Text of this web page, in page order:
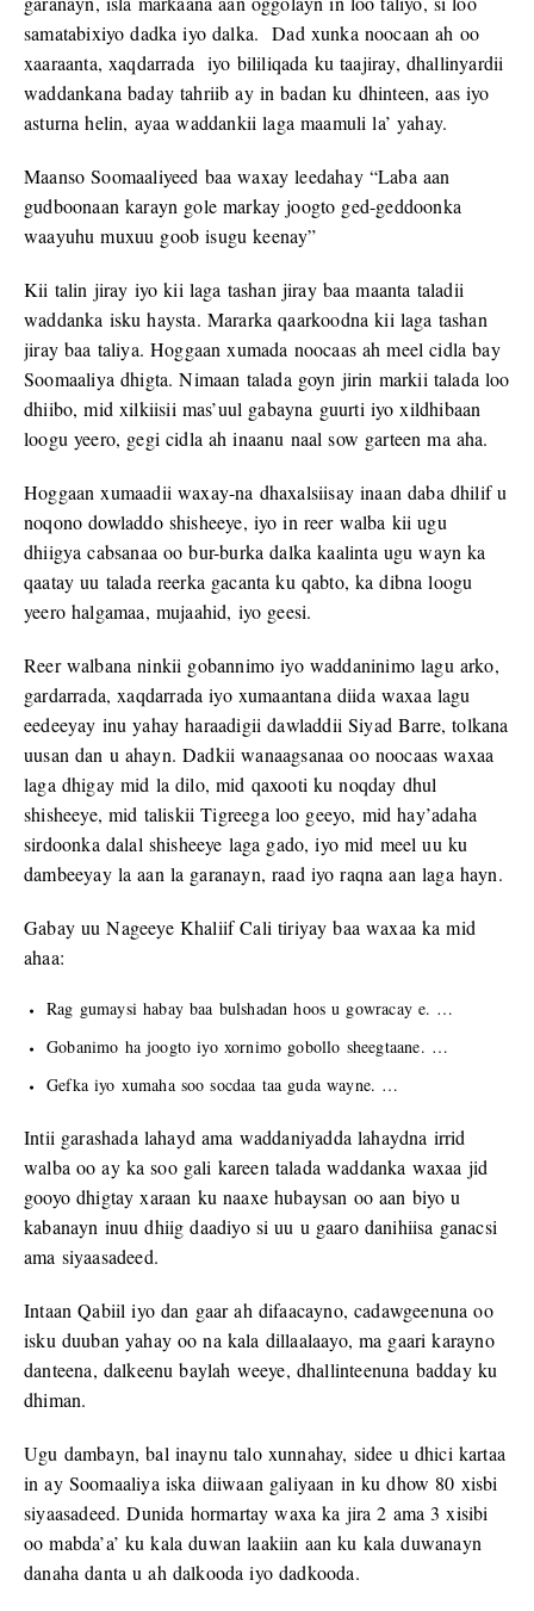
samatabixiyo dadka iyo dalka. Dad xunka noocaan ah oo
xaaraanta, xaqdarrada iyo bililiqada ku taajiray, dhallinyardii
waddankana baday tahriib ay in badan ku dhinteen, aas iyo
asturna helin, ayaa waddankii laga maamuli la’ yahay.
Maanso Soomaaliyeed baa waxay leedahay “Laba aan
gudboonaan karayn gole markay joogto ged-geddoonka
waayuhu muxuu goob isugu keenay”
Kii talin jiray iyo kii laga tashan jiray baa maanta taladii
waddanka isku haysta. Mararka qaarkoodna kii laga tashan
jiray baa taliya. Hoggaan xumada noocaas ah meel cidla bay
Soomaaliya dhigta. Nimaan talada goyn jirin markii talada loo
dhiibo, mid xilkiisii mas’uul gabayna guurti iyo xildhibaan
loogu yeero, gegi cidla ah inaanu naal sow garteen ma aha.
Hoggaan xumaadii waxay-na dhaxalsiisay inaan daba dhilif u
noqono dowladdo shisheeye, iyo in reer walba kii ugu
dhiigya cabsanaa oo bur-burka dalka kaalinta ugu wayn ka
qaatay uu talada reerka gacanta ku qabto, ka dibna loogu
yeero halgamaa, mujaahid, iyo geesi.
Reer walbana ninkii gobannimo iyo waddaninimo lagu arko,
gardarrada, xaqdarrada iyo xumaantana diida waxaa lagu
eedeeyay inu yahay haraadigii dawladdii Siyad Barre, tolkana
uusan dan u ahayn. Dadkii wanaagsanaa oo noocaas waxaa
laga dhigay mid la dilo, mid qaxooti ku noqday dhul
shisheeye, mid taliskii Tigreega loo geeyo, mid hay’adaha
sirdoonka dalal shisheeye laga gado, iyo mid meel uu ku
dambeeyay la aan la garanayn, raad iyo raqna aan laga hayn.
Gabay uu Nageeye Khaliif Cali tiriyay baa waxaa ka mid
ahaa:
Rag gumaysi habay baa bulshadan hoos u gowracay e. …
Gobanimo ha joogto iyo xornimo gobollo sheegtaane. …
Gefka iyo xumaha soo socdaa taa guda wayne. …
Intii garashada lahayd ama waddaniyadda lahaydna irrid
walba oo ay ka soo gali kareen talada waddanka waxaa jid
gooyo dhigtay xaraan ku naaxe hubaysan oo aan biyo u
kabanayn inuu dhiig daadiyo si uu u gaaro danihiisa ganacsi
ama siyaasadeed.
Intaan Qabiil iyo dan gaar ah difaacayno, cadawgeenuna oo
isku duuban yahay oo na kala dillaalaayo, ma gaari karayno
danteena, dalkeenu baylah weeye, dhallinteenuna badday ku
dhiman.
Ugu dambayn, bal inaynu talo xunnahay, sidee u dhici kartaa
in ay Soomaaliya iska diiwaan galiyaan in ku dhow 80 xisbi
siyaasadeed. Dunida hormartay waxa ka jira 2 ama 3 xisibi
oo mabda’a’ ku kala duwan laakiin aan ku kala duwanayn
danaha danta u ah dalkooda iyo dadkooda.